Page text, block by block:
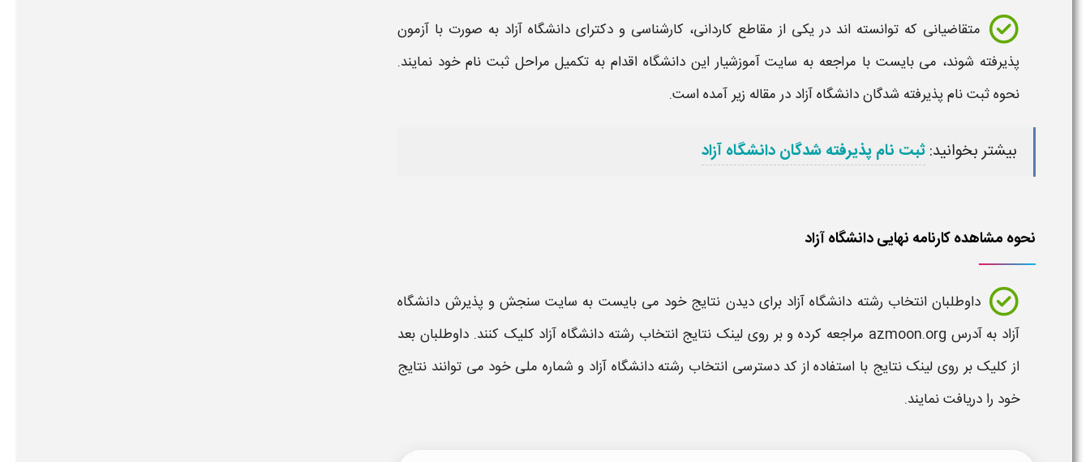
متقاضیانی که توانسته اند در یکی از مقاطع کاردانی، کارشناسی و دکترای دانشگاه آزاد به صورت با آزمون
پذیرفته شوند، می بایست با مراجعه به سایت آموزشیار ایندانشگاه اقدام به تکمیل مراحل ثبت نام خود نمایند.
نحوه ثبت نام پذیرفته شدگاندانشگاه آزاد در مقاله زیر آمده است.
بیشتر بخوانید:ثبت نام پذیرفته شدگان دانشگاه آزاد
نحوه مشاهده کارنامه نهایی دانشگاه آزاد
داوطلبانانتخاب رشته دانشگاه آزاد برای دیدن نتایج خود می بایست به سایت سنجش و پذیرش دانشگاه
آزاد به آدرس azmoon.org مراجعه کرده و بر روی لینک نتایج انتخاب رشته دانشگاه آزاد کلیک کنند. داوطلبان بعد
از کلیک بر روی لینکنتایج با استفاده از کد دسترسیانتخاب رشته دانشگاه آزاد و شماره ملی خود می توانند نتایج
خود را دریافت نمایند.